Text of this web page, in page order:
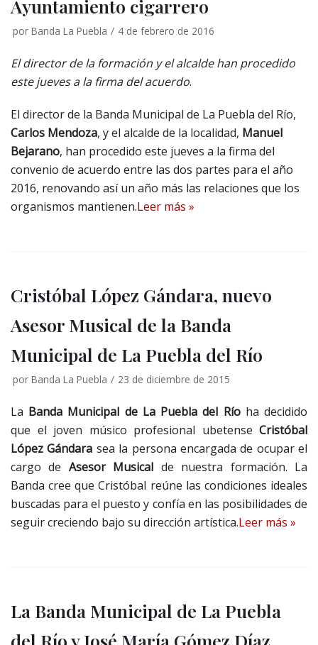
Ayuntamiento cigarrero
por Banda La Puebla 4 de febrero de 2016
El director de la formación y el alcalde han procedido
este jueves a la firma del acuerdo.
El director de la Banda Municipal de La Puebla del Río,
Carlos Mendoza, y el alcalde de la localidad, Manuel
Bejarano, han procedido este jueves a la firma del
convenio de acuerdo entre las dos partes para el año
2016, renovando así un año más las relaciones que los
organismos mantienen.Leer más »
Cristóbal López Gándara, nuevo
Asesor Musical de la Banda
Municipal de La Puebla del Río
por Banda La Puebla 23 de diciembre de 2015
La Banda Municipal de La Puebla del Ríoha decidido
que el joven músico profesional ubetense Cristóbal
López Gándara sea la persona encargada de ocupar el
cargo de Asesor Musical de nuestra formación. La
Banda cree que Cristóbal reúne las condiciones ideales
buscadas para el puesto y confía en las posibilidades de
seguir creciendo bajo su dirección artística.Leer más »
La Banda Municipal de La Puebla